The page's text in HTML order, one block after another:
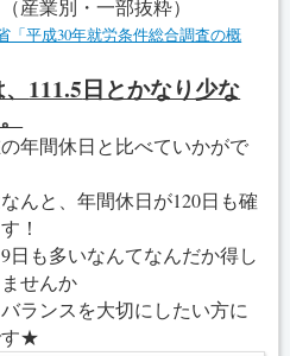
産業別・一部抜粋）
「平成30年就労条件総合調査の概
111.5日とかなり少な
年間休日と比べていかがで
んと、年間休日が120日も確
！
日も多いなんてなんだか得し
せんか
ランスを大切にしたい方に
す★